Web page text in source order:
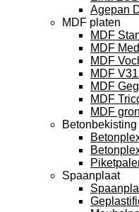
Agepan
MDF platen
MDF
MDF
MDF
MDF
MDF
MDF
MDF
Spaanplaat